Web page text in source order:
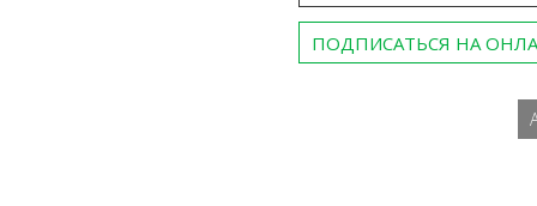
ПОДПИСАТЬСЯ НА